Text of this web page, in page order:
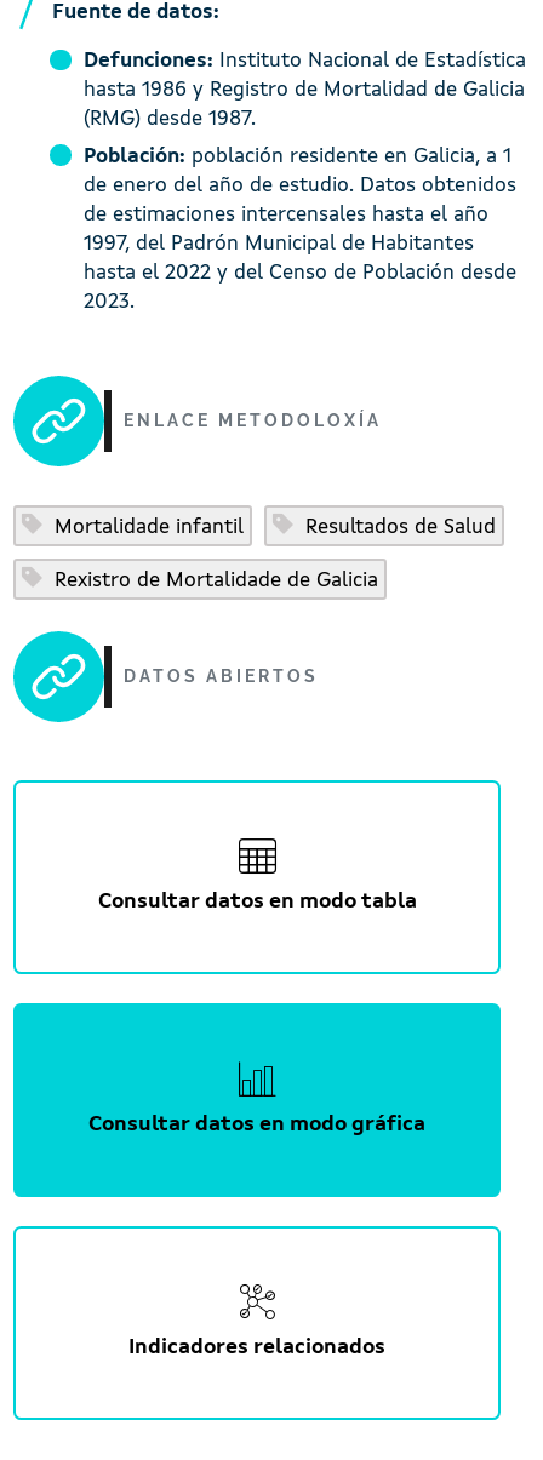
Fuente de datos:
Defunciones: Instituto Nacional de Estadística
hasta 1986 y Registro de Mortalidad de Galicia
(RMG) desde 1987.
Población: población residente en Galicia, a 1
de enero del año de estudio. Datos obtenidos
de estimaciones intercensales hasta el año
1997, del Padrón Municipal de Habitantes
hasta el 2022 y del Censo de Población desde
2023.
ENLACE METODOLOXÍA
Mortalidade infantil Resultados de Salud
Rexistro de Mortalidade de Galicia
DATOS ABIERTOS
Consultar datos en modo tabla
Consultar datos en modo gráfica
Indicadores relacionados